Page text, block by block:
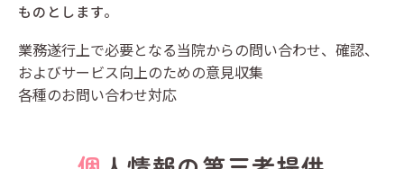
ものとします。
業務遂行上で必要となる当院からの問い合わせ、確認、
およびサービス向上のための意見収集
各種のお問い合わせ対応